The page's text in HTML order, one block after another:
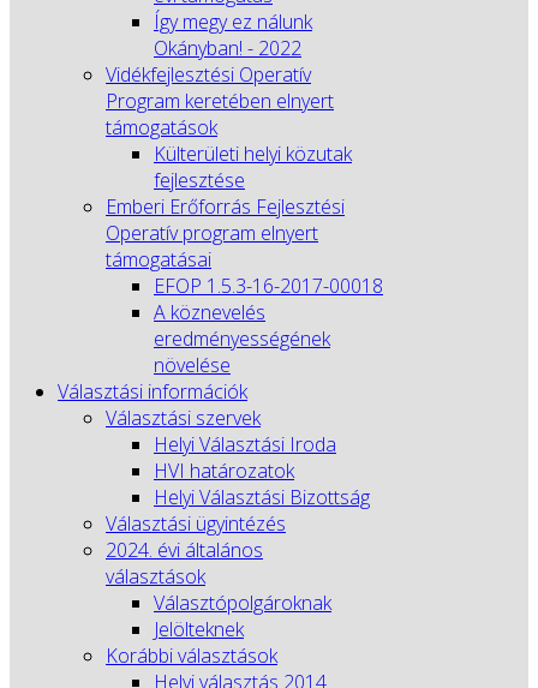
Így megy ez nálunk
Okányban! - 2022
Vidékfejlesztési Operatív
Program keretében elnyert
támogatások
Külterületi helyi közutak
fejlesztése
Emberi Erőforrás Fejlesztési
Operatív program elnyert
támogatásai
EFOP 1.5.3-16-2017-00018
A köznevelés
eredményességének
növelése
Választási információk
Választási szervek
Helyi Választási Iroda
HVI határozatok
Helyi Választási Bizottság
Választási ügyintézés
2024. évi általános
választások
Választópolgároknak
Jelölteknek
Korábbi választások
Helyi választás 2014